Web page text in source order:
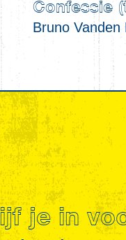
Confessie
Bruno Vanden
je in